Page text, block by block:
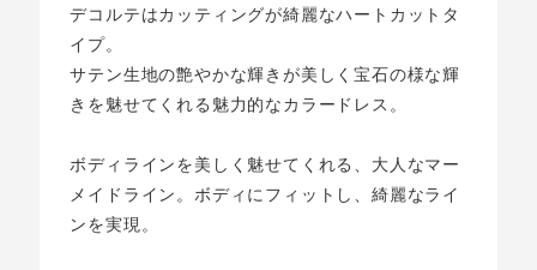
デコルテはカッティングが綺麗なハートカットタ
イプ。
サテン生地の艶やかな輝きが美しく宝石の様な輝
きを魅せてくれる魅力的なカラードレス。
ボディラインを美しく魅せてくれる、大人なマー
メイドライン。ボディにフィットし、綺麗なライ
ンを実現。